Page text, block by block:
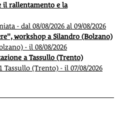
il rallentamento e la
- dal 08/08/2026 al 09/08/2026
workshop a Silandro (Bolzano)
- il 08/08/2026
a Tassullo (Trento)
(Trento) - il 07/08/2026